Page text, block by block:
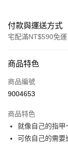
付款與運送方式
宅配滿NT$590免運
POYA支付
信用卡一次付款
Apple Pay
街口支付
商品特色
商品編號
9004653
商品特色
就像自己的指甲
可依自己的需要